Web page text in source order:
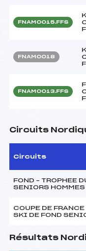
FNAM0015.FFS
FNAM0018
FNAM0013.FFS
Circuits
Circuits
FOND – TROPHEE
SENIORS HOMMES
COUPE DE
SKI DE FOND
Résultats